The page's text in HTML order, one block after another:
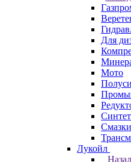
Для
Мото
Смазки
Лукойл
Назад